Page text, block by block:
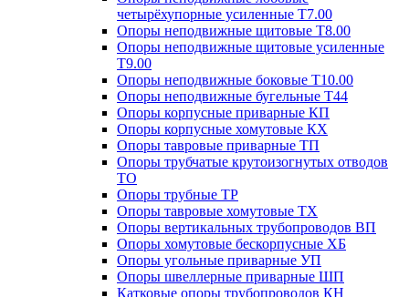
четырёхупорные усиленные Т7.00
Опоры неподвижные щитовые Т8.00
Опоры неподвижные щитовые усиленные
Т9.00
Опоры неподвижные боковые Т10.00
Опоры неподвижные бугельные Т44
Опоры корпусные приварные КП
Опоры корпусные хомутовые КХ
Опоры тавровые приварные ТП
Опоры трубчатые крутоизогнутых отводов
ТО
Опоры трубные ТР
Опоры тавровые хомутовые ТХ
Опоры вертикальных трубопроводов ВП
Опоры хомутовые бескорпусные ХБ
Опоры угольные приварные УП
Опоры швеллерные приварные ШП
Катковые опоры трубопроводов КН